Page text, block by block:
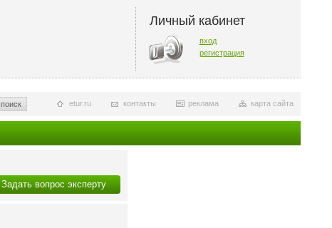
Личный кабинет
вход
регистрация
поиск карта сайта
реклама
контакты
etur.ru
Задать вопрос эксперту